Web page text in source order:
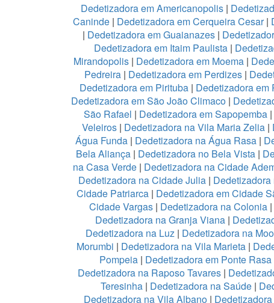
Dedetizadora em Americanopolis |
Caninde| Dedetizadora em Cerqueira Cesar|
| Dedetizadora em Guaianazes |
Dedetizadora em Itaim Paulista |
Mirandopolis | Dedetizadora em Moema |
Pedreira | Dedetizadora em Perdizes |
Dedetizadora em Pirituba| Dedetizadora em
Dedetizadora em São João Climaco|
São Rafael | Dedetizadora em Sapopemba |
Veleiros| Dedetizadora na Vila Maria Zelia|
Água Funda | Dedetizadora na Água Rasa |
Bela Aliança | Dedetizadora no Bela Vista|
na Casa Verde| Dedetizadora na Cidade
Dedetizadora na Cidade Julia |
Cidade Patriarca| Dedetizadora em Cidade
Cidade Vargas | Dedetizadora na Colonia |
Dedetizadora na Granja Viana |
Dedetizadora na Luz | Dedetizadora na
Morumbi | Dedetizadora na Vila Marieta |
Pompeia | Dedetizadora em Ponte Rasa
Dedetizadora na Raposo Tavares|
Teresinha| Dedetizadora na Saúde|
Dedetizadora na Vila Albano |